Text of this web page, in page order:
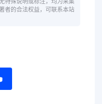
特殊说明或标注，均为采集
者的合法权益，可联系本站